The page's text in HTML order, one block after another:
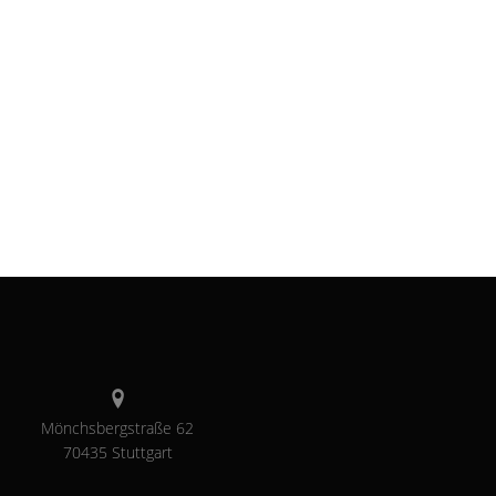
Mönchsbergstraße 62
70435 Stuttgart